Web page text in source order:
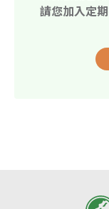
請您加入定